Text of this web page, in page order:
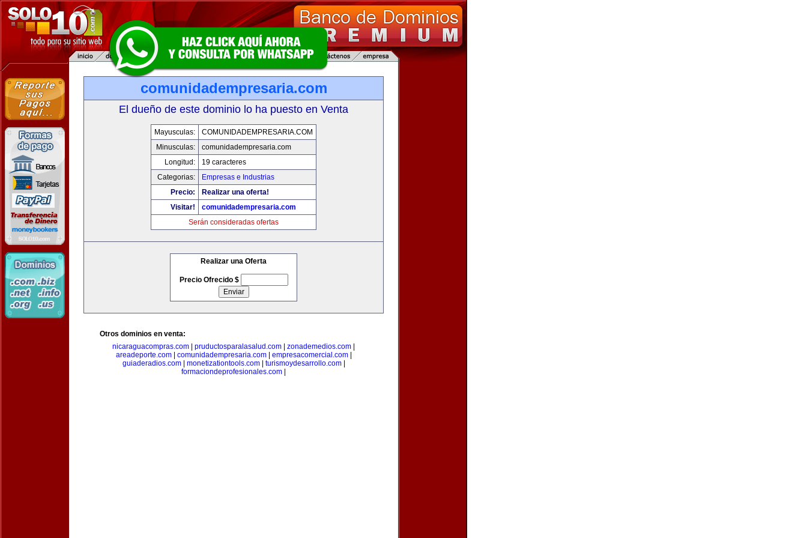
comunidadempresaria.com
El dueño de este dominio lo ha puesto en Venta
Mayusculas:
COMUNIDADEMPRESARIA.COM
Minusculas:
comunidadempresaria.com
Longitud:
19 caracteres
Categorias:
Empresas e Industrias
Precio:
Realizar una oferta!
Visitar!
comunidadempresaria.com
Serán consideradas ofertas
Realizar una Oferta
Precio Ofrecido $
Otros dominios en venta:
nicaraguacompras.com
pruductosparalasalud.com zonademedios.com
areadeporte.com| comunidadempresaria.com| empresacomercial.com|
guiaderadios.com| monetizationtools.com| turismoydesarrollo.com|
formaciondeprofesionales.com